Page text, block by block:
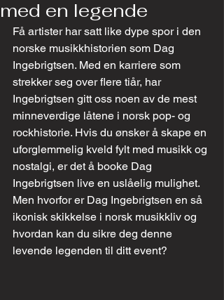
med en legende
Få artister har satt like dype spor i den
norske musikkhistorien som Dag
Ingebrigtsen. Med en karriere som
strekker seg over flere tiår, har
Ingebrigtsen gitt oss noen av de mest
minneverdige låtene i norsk pop- og
rockhistorie. Hvis du ønsker å skape en
uforglemmelig kveld fylt med musikk og
nostalgi, er det å booke Dag
Ingebrigtsen live en uslåelig mulighet.
Men hvorfor er Dag Ingebrigtsen en så
ikonisk skikkelse i norsk musikkliv og
hvordan kan du sikre deg denne
levende legenden til ditt event?